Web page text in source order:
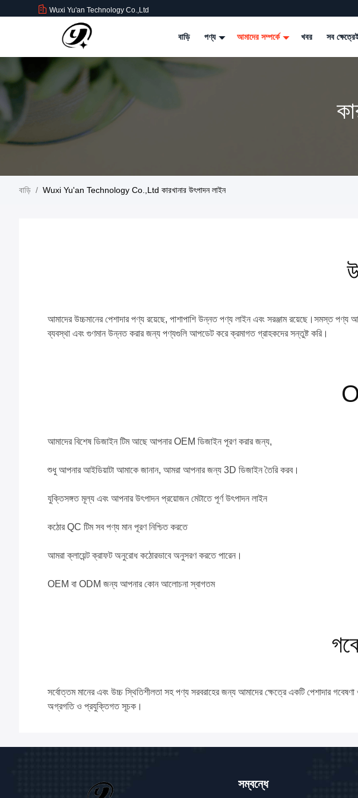
Wuxi Yu'an Technology Co.,Ltd
বাড়ি পণ্য আমাদের সম্পর্কে খবর সব
বাড়ি / Wuxi Yu'an Technology Co.,Ltd কারখানার উৎপাদন লাইন
আমাদের উচ্চমানের পেশাদার পণ্য রয়েছে, পাশাপাশি উন্নত পণ্য লাইন এবং সরঞ্জাম রয়েছে।সমস্ত পণ্য
ব্যবস্থা এবং গুণমান উন্নত করার জন্য পণ্যগুলি আপডেট করে ক্রমাগত গ্রাহকদের সন্তুষ্ট করি।
আমাদের বিশেষ ডিজাইন টিম আছে আপনার OEM ডিজাইন পূরণ করার জন্য,
শুধু আপনার আইডিয়াটা আমাকে জানান, আমরা আপনার জন্য 3D ডিজাইন তৈরি করব।
যুক্তিসঙ্গত মূল্য এবং আপনার উৎপাদন প্রয়োজন মেটাতে পূর্ণ উৎপাদন লাইন
কঠোর QC টিম সব পণ্য মান পূরণ নিশ্চিত করতে
আমরা ক্লায়েন্ট ক্রাফট অনুরোধ কঠোরভাবে অনুসরণ করতে পারেন।
OEM বা ODM জন্য আপনার কোন আলোচনা স্বাগতম
সর্বোত্তম মানের এবং উচ্চ স্থিতিশীলতা সহ পণ্য সরবরাহের জন্য আমাদের ক্ষেত্রে একটি পেশাদার
অগ্রগতি ও প্রযুক্তিগত সূচক।
সম্বন্ধে